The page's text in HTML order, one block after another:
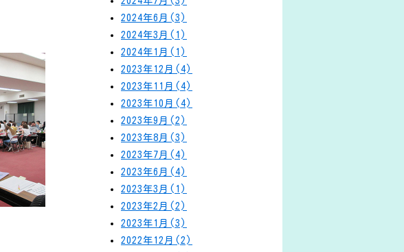
2024年6月(3)
2024年3月(1)
2024年1月(1)
2023年12月(4)
2023年11月(4)
2023年10月(4)
2023年9月(2)
2023年8月(3)
2023年7月(4)
2023年6月(4)
2023年3月(1)
2023年2月(2)
2023年1月(3)
2022年12月(2)